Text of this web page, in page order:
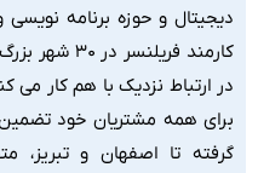
در ارتباط نزدیک با هم کار می
برای همه مشتریان خود
گرفته تا اصفهان و تبریز،